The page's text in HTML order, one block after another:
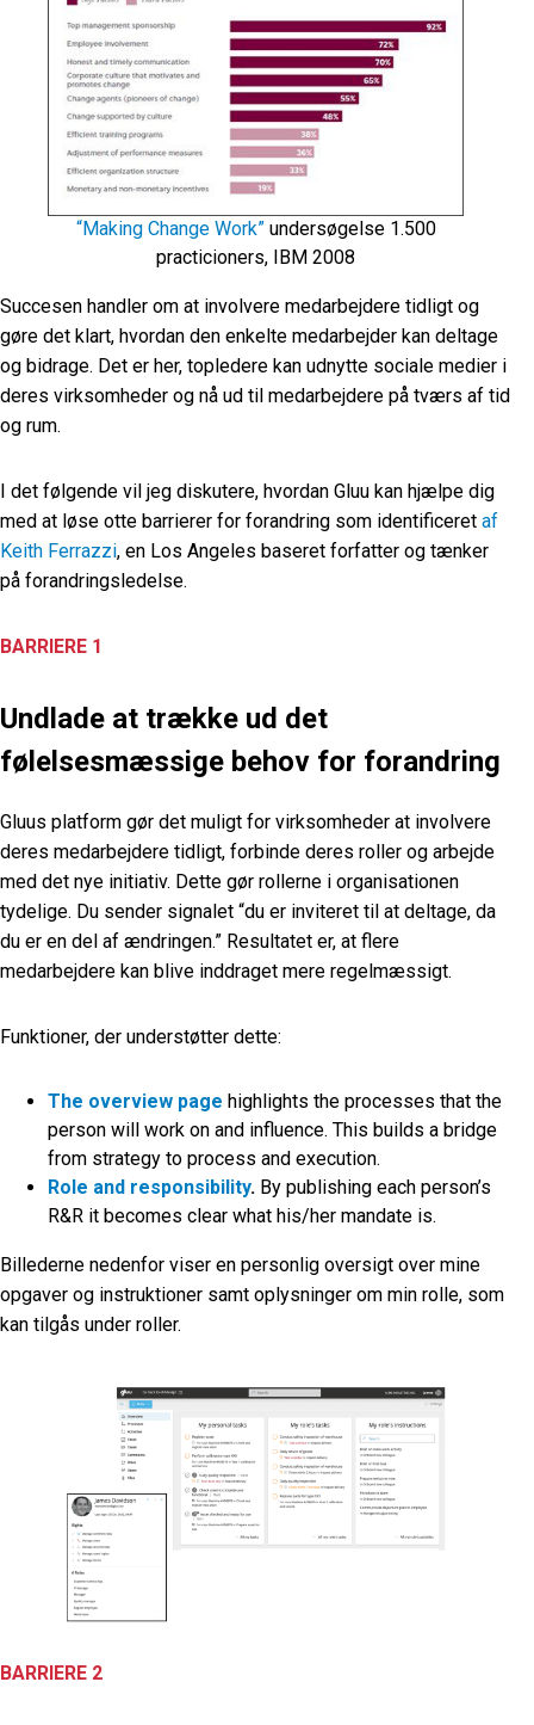
“Making Change Work”undersøgelse 1.500
practicioners, IBM 2008
Succesen handler om at involvere medarbejdere tidligt og
gøre det klart, hvordan den enkelte medarbejder kan deltage
og bidrage. Det er her, topledere kan udnytte sociale medier i
deres virksomheder og nå ud til medarbejdere på tværs af tid
og rum.
I det følgende vil jeg diskutere, hvordan Gluu kan hjælpe dig
med at løse otte barrierer for forandring som identificeret af
Keith Ferrazzi, en Los Angeles baseret forfatter og tænker
på forandringsledelse.
BARRIERE 1
Undlade at trække ud det
følelsesmæssige behov for forandring
Gluus platform gør det muligt for virksomheder at involvere
deres medarbejdere tidligt, forbinde deres roller og arbejde
med det nye initiativ. Dette gør rollerne i organisationen
tydelige. Du sender signalet “du er inviteret til at deltage, da
du er en del af ændringen.” Resultatet er, at flere
medarbejdere kan blive inddraget mere regelmæssigt.
Funktioner, der understøtter dette:
The overview page highlights the processes that the
person will work on and influence. This builds a bridge
from strategy to process and execution.
Role and responsibility. By publishing each person’s
R&R it becomes clear what his/her mandate is.
Billederne nedenfor viser en personlig oversigt over mine
opgaver og instruktioner samt oplysninger om min rolle, som
kan tilgås under roller.
BARRIERE 2